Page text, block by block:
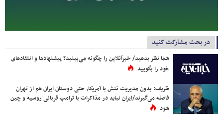
در بحث مشارکت کنید
شما نظر بدهید/ خبرآنلاین را چگونه می‌بینید؟ پیشنهادها و انتقادهای
خود را بگویید
ظریف: بدون مدیریت تنش با آمریکا، حتی دوستان ایران هم از تهران
فاصله می‌گیرند/ایران نباید در مذاکرات با ترامپ قربانی روسیه و چین
شود